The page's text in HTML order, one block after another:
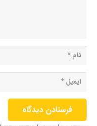
فرستادن دیدگاه